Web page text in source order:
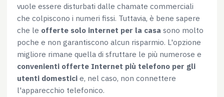
vuole essere disturbati dalle chamate commerciali
che colpiscono i numeri fissi. Tuttavia, è bene sapere
che le offerte solo internet per la casa sono molto
poche e non garantiscono alcun risparmio. L'opzione
migliore rimane quella di sfruttare le più numerose e
convenienti offerte Internet più telefono per gli
utenti domestici e, nel caso, non connettere
l'apparecchio telefonico.